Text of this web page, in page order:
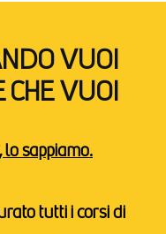
VUOI
CHE VUOI
lo sappiamo.
tutti i corsi di